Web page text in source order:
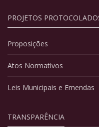
PROJETOS
Proposições
Atos Normativos
Leis Municipais e Emendas
TRANSPARÊNCIA